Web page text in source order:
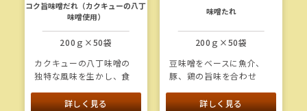
コク旨味噌だれ（カクキューの八丁
味噌使用）
200ｇ×50袋
カクキューの八丁味噌の
独特な風味を生かし、食
「コクうま！」な味噌だ
詳しく見る
味噌たれ
200ｇ×50袋
豆味噌をベースに魚介、
豚、鶏の旨味を合わせ
合う万能たれです。
詳しく見る